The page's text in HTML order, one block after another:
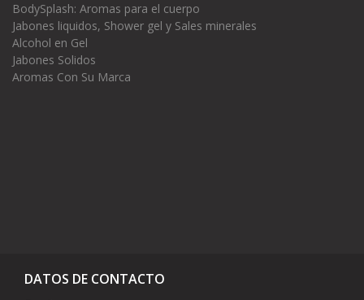
BodySplash: Aromas para el cuerpo
Jabones liquidos, Shower gel y Sales minerales
Alcohol en Gel
Jabones Solidos
Aromas Con Su Marca
DATOS DE CONTACTO